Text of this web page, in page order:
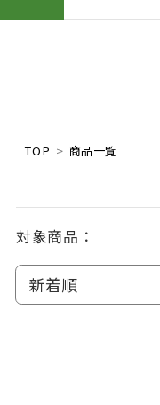
TOP 商品一覧
対象商品：
新着順